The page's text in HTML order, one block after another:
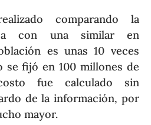
comparando la
con una similar en
es unas 10 veces
fijó en 100 millones de
fue calculado sin
de la información, por
mayor.